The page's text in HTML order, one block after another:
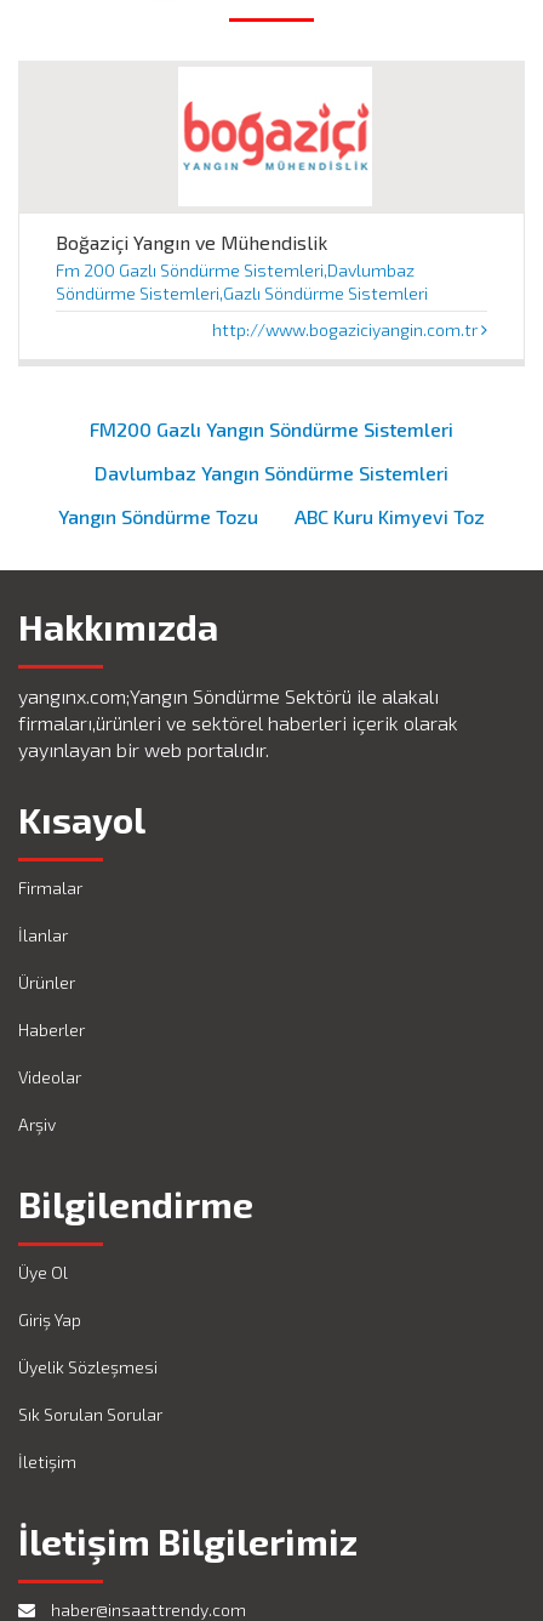
Boğaziçi Yangın ve Mühendislik
Fm 200 Gazlı Söndürme Sistemleri,Davlumbaz
Söndürme Sistemleri,Gazlı Söndürme Sistemleri
http://www.bogaziciyangin.com.tr
FM200 Gazlı Yangın Söndürme Sistemleri
Davlumbaz Yangın Söndürme Sistemleri
Yangın Söndürme Tozu
ABC Kuru Kimyevi Toz
Hakkımızda
yangınx.com;Yangın Söndürme Sektörü ile alakalı
firmaları,ürünleri ve sektörel haberleri içerik olarak
yayınlayan bir web portalıdır.
Kısayol
Firmalar
İlanlar
Ürünler
Haberler
Videolar
Arşiv
Bilgilendirme
Üye Ol
Giriş Yap
Üyelik Sözleşmesi
Sık Sorulan Sorular
İletişim
İletişim Bilgilerimiz
haber@insaattrendy.com